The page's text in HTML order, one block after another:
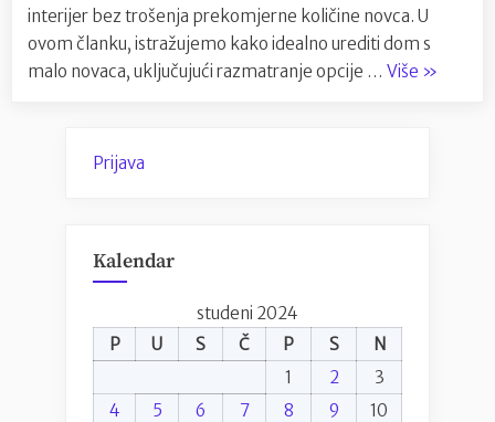
interijer bez trošenja prekomjerne količine novca. U
ovom članku, istražujemo kako idealno urediti dom s
malo novaca, uključujući razmatranje opcije … Više »
Prijava
Kalendar
studeni 2024
P
U S Č P S
N
1
2
3
4
5 6 7 8 9
10